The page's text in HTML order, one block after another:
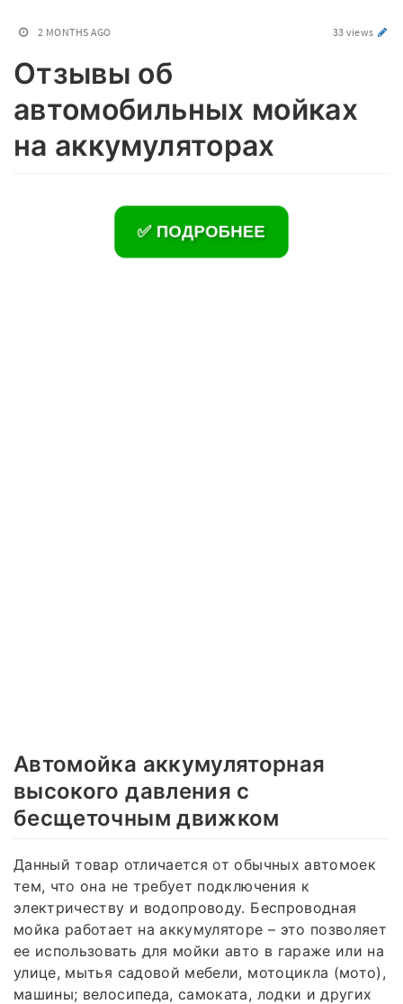
2 MONTHS AGO 33 views
Отзывы об
автомобильных мойках
на аккумуляторах
✅ ПОДРОБНЕЕ
Автомойка аккумуляторная
высокого давления с
бесщеточным движком
Данный товар отличается от обычных автомоек
тем, что она не требует подключения к
электричеству и водопроводу. Беспроводная
мойка работает на аккумуляторе – это позволяет
ее использовать для мойки авто в гараже или на
улице, мытья садовой мебели, мотоцикла (мото),
машины; велосипеда, самоката, лодки и других